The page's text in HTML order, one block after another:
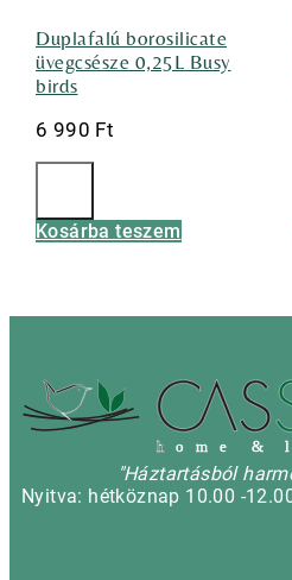
Duplafalú borosilicate
üvegcsésze 0,25L Busy
birds
6 990 Ft
Kosárba teszem
h
"Háztartásból
Nyitva: hétköznap 10.00 -